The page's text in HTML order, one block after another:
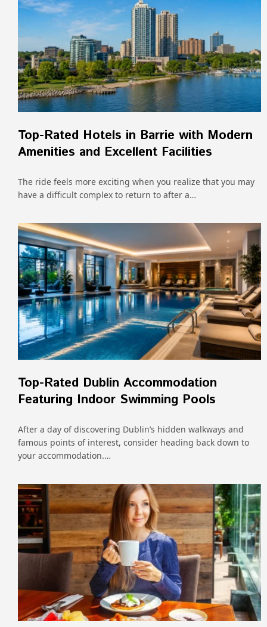
Top-Rated Hotels in Barrie with Modern
Amenities and Excellent Facilities
The ride feels more exciting when you realize that you may
have a difficult complex to return to after a…
Top-Rated Dublin Accommodation
Featuring Indoor Swimming Pools
After a day of discovering Dublin’s hidden walkways and
famous points of interest, consider heading back down to
your accommodation.…